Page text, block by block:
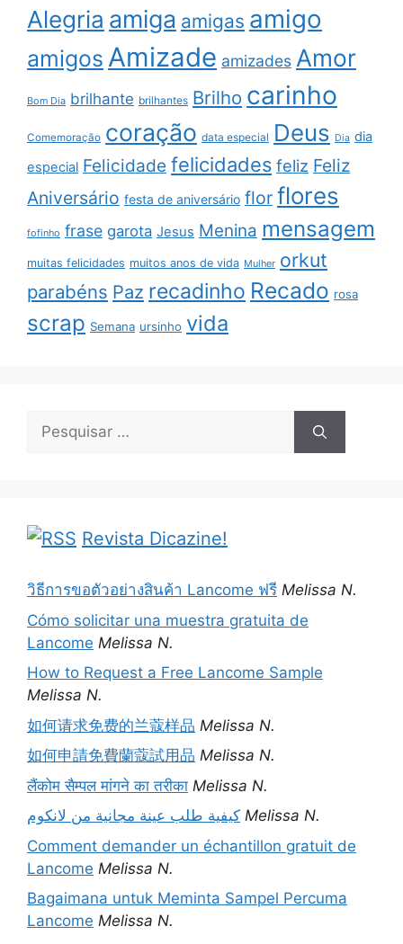
Alegria amiga amigas amigo
amigos Amizade amizades Amor
Bom Dia brilhante brilhantes Brilho carinho
Comemoração coração data especial Deus Dia dia
especial Felicidade felicidades feliz Feliz
Aniversário festa de aniversário flor flores
fofinho frase garota Jesus Menina mensagem
muitas felicidades muitos anos de vida Mulher orkut
parabéns Paz recadinho Recado rosa
scrap Semana ursinho vida
Pesquisar
Revista Dicazine!
วิธีการขอตัวอย่างสินค้า Lancome ฟรี Melissa N.
Cómo solicitar una muestra gratuita de
Lancome Melissa N.
How to Request a Free Lancome Sample
Melissa N.
如何请求免费的兰蔻样品 Melissa N.
如何申請免費蘭蔻試用品 Melissa N.
लैंकोम सैम्पल मांगने का तरीका Melissa N.
كيفية طلب عينة مجانية من لانكوم Melissa N.
Comment demander un échantillon gratuit de
Lancome Melissa N.
Bagaimana untuk Meminta Sampel Percuma
Lancome Melissa N.